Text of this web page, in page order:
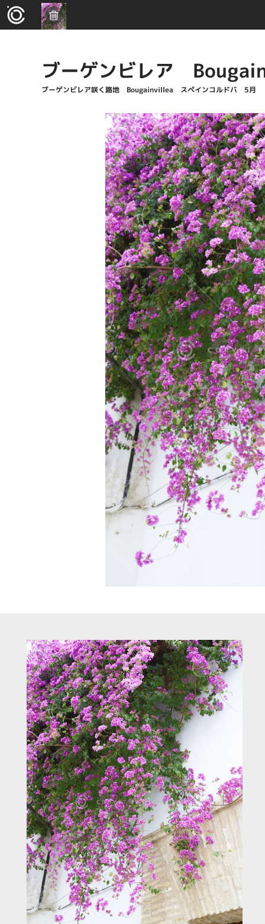
ブーゲンビレア
ブーゲンビレア咲く路地 Bougainvillea スペインコルドバ 5月